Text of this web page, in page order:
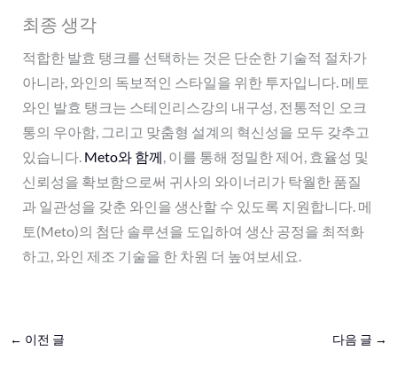
최종 생각
적합한 발효 탱크를 선택하는 것은 단순한 기술적 절차가
아니라, 와인의 독보적인 스타일을 위한 투자입니다. 메토
와인 발효 탱크는 스테인리스강의 내구성, 전통적인 오크
통의 우아함, 그리고 맞춤형 설계의 혁신성을 모두 갖추고
있습니다. Meto와 함께 , 이를 통해 정밀한 제어, 효율성 및
신뢰성을 확보함으로써 귀사의 와이너리가 탁월한 품질
과 일관성을 갖춘 와인을 생산할 수 있도록 지원합니다. 메
토(Meto)의 첨단 솔루션을 도입하여 생산 공정을 최적화
하고, 와인 제조 기술을 한 차원 더 높여보세요.
← 이전 글 다음 글 →